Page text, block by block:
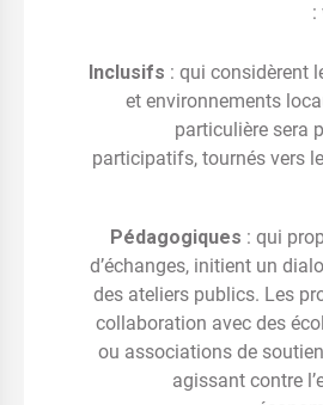
Inclusifs : qui considèrent
et environnements
particulière sera
participatifs, tournés vers
Pédagogiques : qui
d’échanges, initient un
des ateliers publics. Les
collaboration avec des
ou associations de
agissant contre